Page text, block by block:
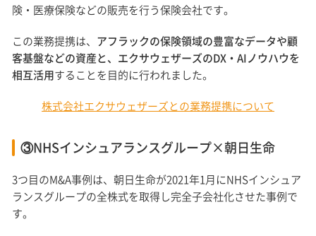
険・医療保険などの販売を行う保険会社です。
この業務提携は、 アフラックの保険領域の豊富なデータや顧
客基盤などの資産と、エクサウェザーズのDX・AIノウハウを
相互活用することを目的に行われました。
株式会社エクサウェザーズとの業務提携について
③NHSインシュアランスグループ×朝日生命
3つ目のM&A事例は、朝日生命が2021年1月にNHSインシュア
ランスグループの全株式を取得し完全子会社化させた事例で
す。